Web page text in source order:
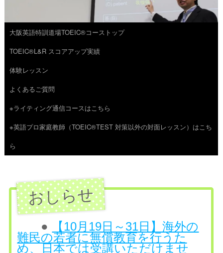
コ
ン
テ
ン
ツ
へ
ス
大阪英語特訓道場TOEIC®コーストップ
TOEIC®L&R スコアアップ実績
体験レッスン
よくあるご質問
※ライティング通信コースはこちら
※英語プロ家庭教師（TOEIC®TEST 対策以外の対面レッスン）はこち
ら
●
【10月19日～31日】海外の
難民の若者に無償教育を行うた
め、日本では受講いただけませ